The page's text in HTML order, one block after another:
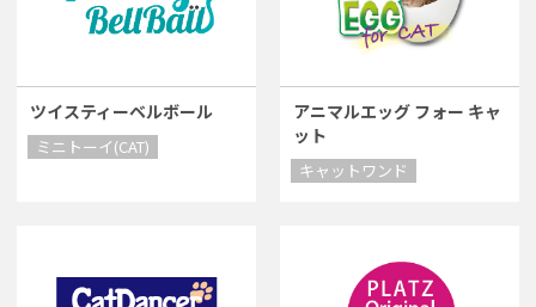
ツイスティーベルボール
ミニトーイ(CAT)
アニマルエッグ フォー キャ
ット
キャットワンド